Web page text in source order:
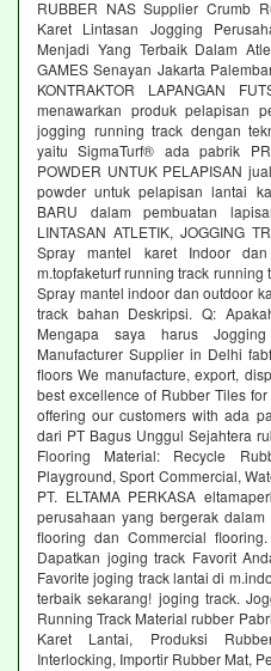
RUBBER NAS Supplier Crumb
Karet Lintasan Jogging
Menjadi Yang Terbaik Dalam
GAMES Senayan Jakarta
KONTRAKTOR LAPANGAN
menawarkan produk pelapisan
jogging running track dengan
yaitu SigmaTurf® ada pabrik
POWDER UNTUK PELAPISAN
powder untuk pelapisan lantai
BARU dalam pembuatan
LINTASAN ATLETIK, JOGGING
Spray mantel karet Indoor
m.topfaketurf running track
Spray mantel indoor dan outdoor
track bahan Deskripsi. Q:
Mengapa saya harus
Manufacturer Supplier in Delhi
floors We manufacture, export,
best excellence of Rubber Tiles
offering our customers with ada
dari PT Bagus Unggul Sejahtera
Flooring Material: Recycle
Playground, Sport Commercial,
PT. ELTAMA PERKASA
perusahaan yang bergerak
flooring dan Commercial
Dapatkan joging track Favorit
Favorite joging track lantai di
terbaik sekarang! joging track.
Running Track Material rubber
Karet Lantai, Produksi
Interlocking, Importir Rubber Mat,